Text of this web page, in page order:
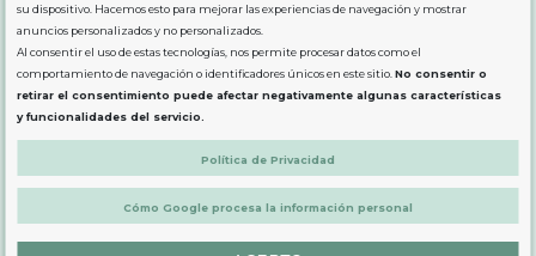
SOBRE NOSOTROS
LEGAL
PRODUCTOS
su dispositivo. Hacemos esto para mejorar las experiencias de navegación y mostrar
anuncios personalizados y no personalizados.
Al consentir el uso de estas tecnologías, nos permite procesar datos como el
comportamiento de navegación o identificadores únicos en este sitio.No consentir o
retirar el consentimiento puede afectar negativamente algunas características
y funcionalidades del servicio.
Política de Privacidad
Cómo Google procesa la información personal